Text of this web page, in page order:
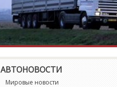
АВТОНОВОСТИ
Мировые новости